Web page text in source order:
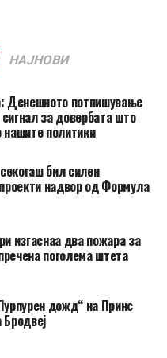
НАЈНОВИ
Денешното потпишување
за довербата што
политики
бил силен
надвор од Формула
изгаснаа два пожара за
поголема штета
дожд“ на Принс
Бродвеј